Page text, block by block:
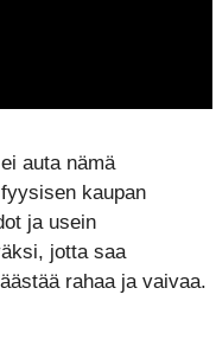
auta nämä
kaupan
ja usein
jotta saa
rahaa ja vaivaa.